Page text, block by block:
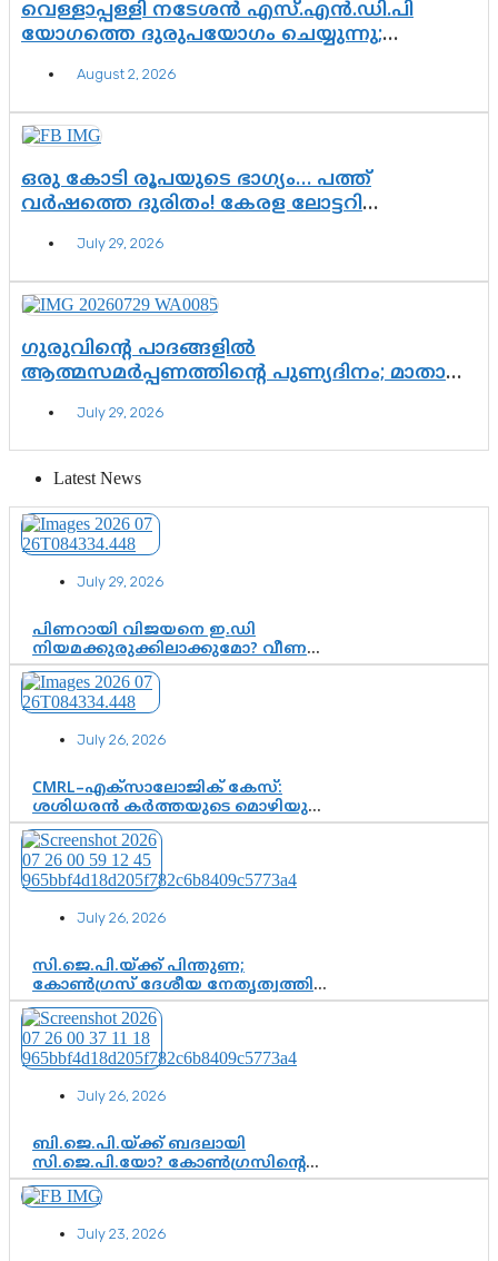
വെള്ളാപ്പള്ളി നടേശൻ എസ്.എൻ.ഡി.പി
യോഗത്തെ ദുരുപയോഗം ചെയ്യുന്നു;
വിഷവിത്ത്: ഗോകുലം ഗോപാലൻ
August 2, 2026
ഒരു കോടി രൂപയുടെ ഭാഗ്യം… പത്ത്
വർഷത്തെ ദുരിതം! കേരള ലോട്ടറി
പോരാട്ടംJuly 29, 2026
ഗുരുവിന്റെ പാദങ്ങളിൽ
ആത്മസമർപ്പണത്തിന്റെ പുണ്യദിനം; മാതാ
ഗുരുപൂർണിമ ആഘോഷം
July 29, 2026
Latest News
July 29, 2026
പിണറായി വിജയനെ ഇ.ഡി
നിയമക്കുരുക്കിലാക്കുമോ? വീണ
വിജയൻ മാപ്പുസാക്ഷിയാകുമോ?
കർത്തയുടെ മൊഴി നിർണായക
വഴിത്തിരിവാകുമോ?
July 26, 2026
CMRL–എക്‌സാലോജിക് കേസ്:
ശശിധരൻ കർത്തയുടെ മൊഴിയുടെ
അടിസ്ഥാനത്തിൽ പിണറായി
വിജയനെ ചോദ്യം ചെയ്യുന്നതിൽ ഉടൻ
തീരുമാനം; വീണയ്‌ക്കെതിരെ
കൂടുതൽ തെളിവുകൾ പരിശോധിച്ച്
July 26, 2026
സി.ജെ.പി.യ്ക്ക് പിന്തുണ;
കോൺഗ്രസ് ദേശീയ നേതൃത്വത്തിൽ
ആശങ്കയോ? പാർട്ടിക്കുള്ളിൽ
ഭിന്നാഭിപ്രായമെന്ന വിലയിരുത്തൽ
July 26, 2026
ബി.ജെ.പി.യ്ക്ക് ബദലായി
സി.ജെ.പി.യോ? കോൺഗ്രസിന്റെ
രാഷ്ട്രീയ ഇടം കൈവശപ്പെടുത്താൻ
സിജെപി ഉയർന്നുകഴിഞ്ഞോ?
വഴിത്തിരിവ്
July 23, 2026